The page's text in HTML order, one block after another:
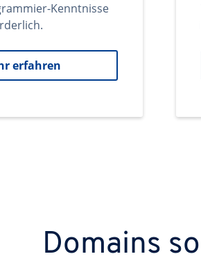
Kenntnisse
erfahren
Domains